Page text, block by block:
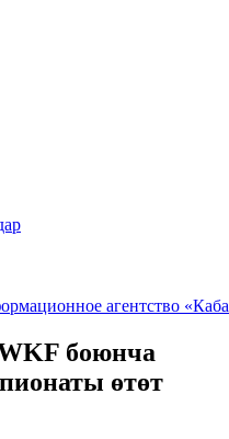
боюнча
өтөт